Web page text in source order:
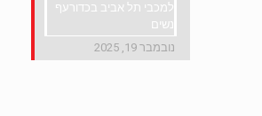
למכבי תל אביב בכדורעף
נשים
נובמבר 19, 2025